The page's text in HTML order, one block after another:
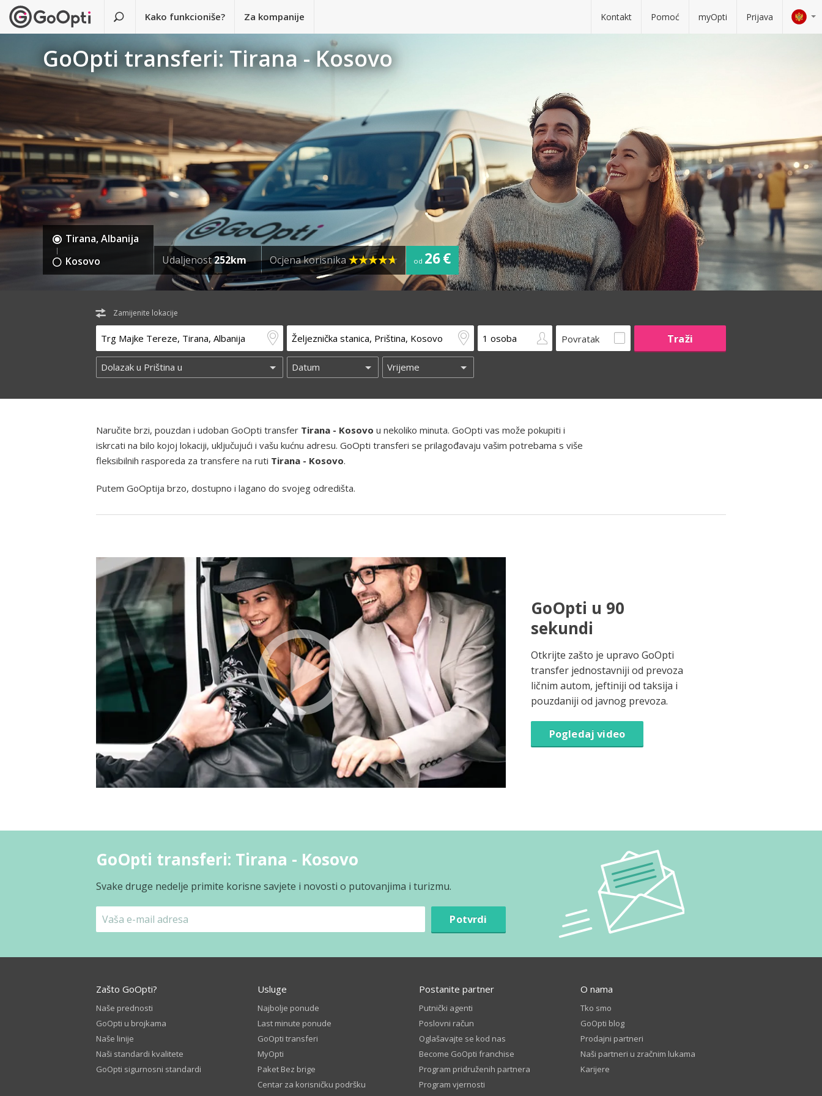
Kako funkcioniše? Za kompanije Kontakt Pomoć myOpti Prijava
GoOpti transferi: Tirana - Kosovo
Tirana, Albanija
Kosovo
Udaljenost252km Ocjena korisnika od 26 €
Zamijenite lokacije
Povratak
Naručite brzi, pouzdan i udoban GoOpti transfer Tirana - Kosovo u nekoliko minuta. GoOpti vas može pokupiti i
iskrcati na bilo kojoj lokaciji, uključujući i vašu kućnu adresu. GoOpti transferi se prilagođavaju vašim potrebama s više
fleksibilnih rasporeda za transfere na ruti Tirana - Kosovo.
Putem GoOptija brzo, dostupno i lagano do svojeg odredišta.
GoOpti u 90
sekundi
Otkrijte zašto je upravo GoOpti
transfer jednostavniji od prevoza
ličnim autom, jeftiniji od taksija i
pouzdaniji od javnog prevoza.
Pogledaj video
GoOpti transferi: Tirana - Kosovo
Svake druge nedelje primite korisne savjete i novosti o putovanjima i turizmu.
Potvrdi
Zašto GoOpti?
Naše prednosti
GoOpti u brojkama
Naše linije
Naši standardi kvalitete
GoOpti sigurnosni standardi
Usluge
Najbolje ponude
Last minute ponude
GoOpti transferi
MyOpti
Paket Bez brige
Centar za korisničku podršku
Postanite partner
Putnički agenti
Poslovni račun
Oglašavajte se kod nas
Become GoOpti franchise
Program pridruženih partnera
Program vjernosti
O nama
Tko smo
GoOpti blog
Prodajni partneri
Naši partneri u zračnim lukama
Karijere